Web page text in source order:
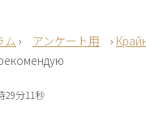
ム › アンケート用 ›
29分11秒